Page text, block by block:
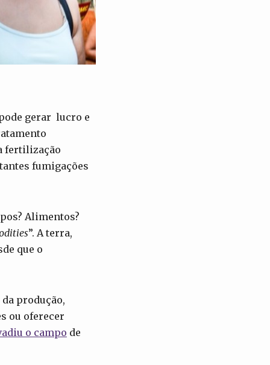
gerar lucro e
fertilização
fumigações
Alimentos?
”. A terra,
que o
produção,
ou oferecer
o campo de